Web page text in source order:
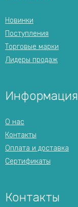
Новинки
Поступления
Торговые марки
Лидеры продаж
Информация
О нас
Контакты
Оплата и доставка
Сертификаты
Контакты